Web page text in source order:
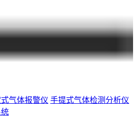
式气体报警仪 手提式气体检测分析仪